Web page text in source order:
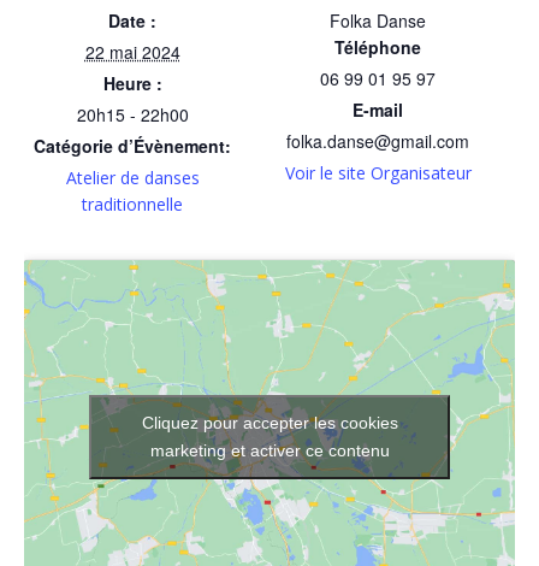
Date :
22 mai 2024
Heure :
20h15 - 22h00
Catégorie d’Évènement:
Atelier de danses
traditionnelle
Folka Danse
Téléphone
06 99 01 95 97
E-mail
folka.danse@gmail.com
Voir le site Organisateur
Cliquez pour accepter les cookies
marketing et activer ce contenu